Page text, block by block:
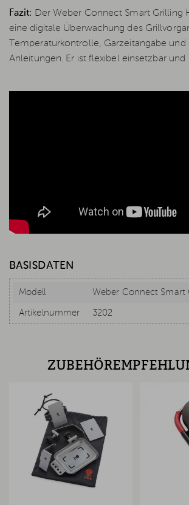
Fazit: Der Weber Connect Smart Grilling
eine digitale Überwachung des
Temperaturkontrolle, Garzeitangabe und
Anleitungen. Er ist flexibel einsetzbar und
BASISDATEN
Modell Weber Connect Smart
Artikelnummer 3202